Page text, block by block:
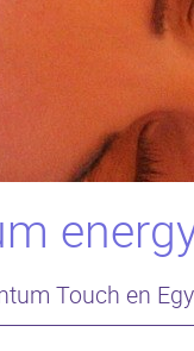
Touch en